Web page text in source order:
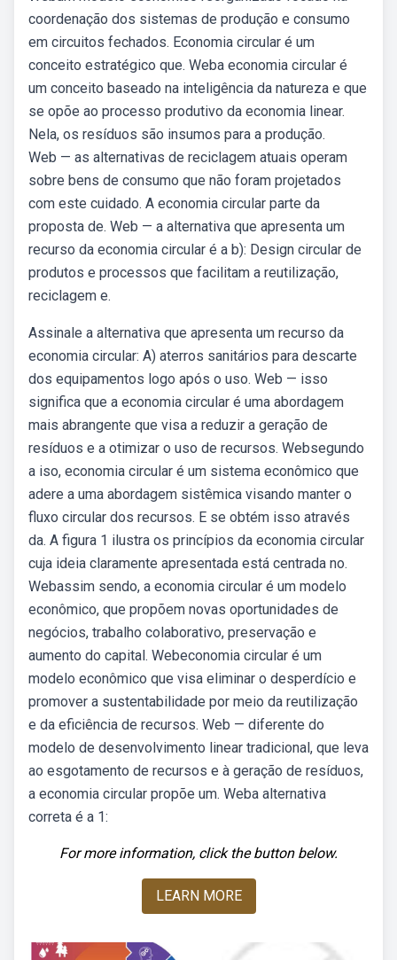
coordenação dos sistemas de produção e consumo
em circuitos fechados. Economia circular é um
conceito estratégico que. Weba economia circular é
um conceito baseado na inteligência da natureza e que
se opõe ao processo produtivo da economia linear.
Nela, os resíduos são insumos para a produção.
Web — as alternativas de reciclagem atuais operam
sobre bens de consumo que não foram projetados
com este cuidado. A economia circular parte da
proposta de. Web — a alternativa que apresenta um
recurso da economia circular é a b): Design circular de
produtos e processos que facilitam a reutilização,
reciclagem e.
Assinale a alternativa que apresenta um recurso da
economia circular: A) aterros sanitários para descarte
dos equipamentos logo após o uso. Web — isso
significa que a economia circular é uma abordagem
mais abrangente que visa a reduzir a geração de
resíduos e a otimizar o uso de recursos. Websegundo
a iso, economia circular é um sistema econômico que
adere a uma abordagem sistêmica visando manter o
fluxo circular dos recursos. E se obtém isso através
da. A figura 1 ilustra os princípios da economia circular
cuja ideia claramente apresentada está centrada no.
Webassim sendo, a economia circular é um modelo
econômico, que propõem novas oportunidades de
negócios, trabalho colaborativo, preservação e
aumento do capital. Webeconomia circular é um
modelo econômico que visa eliminar o desperdício e
promover a sustentabilidade por meio da reutilização
e da eficiência de recursos. Web — diferente do
modelo de desenvolvimento linear tradicional, que leva
ao esgotamento de recursos e à geração de resíduos,
a economia circular propõe um. Weba alternativa
correta é a 1:
For more information, click the button below.
LEARN MORE